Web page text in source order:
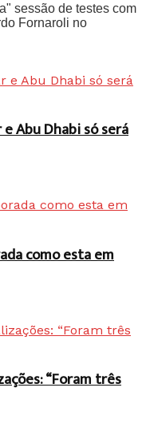
sessão de testes com
Fornaroli no
Abu Dhabi só será
como esta em
“Foram três